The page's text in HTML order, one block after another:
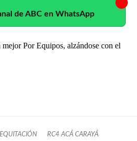
de ABC en WhatsApp
Por Equipos, alzándose con el
EQUITACIÓN RC4 ACÁ CARAYÁ